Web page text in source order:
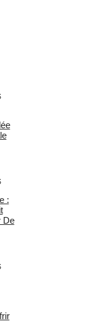
:
De